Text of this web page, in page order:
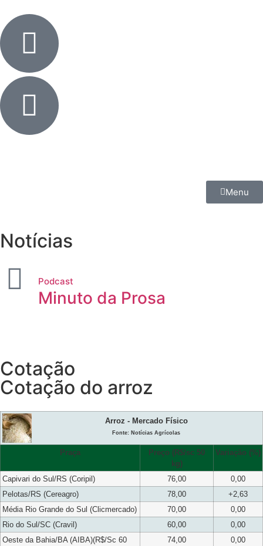
Menu
Notícias
Podcast
Minuto da Prosa
Cotação
Cotação do arroz
Arroz - Mercado Físico
Fonte: Notícias Agrícolas
Praça
Preço (R$/sc 50
kg)
Variação (%)
Capivari do Sul/RS (Coripil) 76,00
0,00
Pelotas/RS (Cereagro)
78,00
+2,63
Média Rio Grande do Sul (Clicmercado)
70,00
0,00
Rio do Sul/SC (Cravil)
60,00
0,00
Oeste da Bahia/BA (AIBA)(R$/Sc 60
74,00 0,00